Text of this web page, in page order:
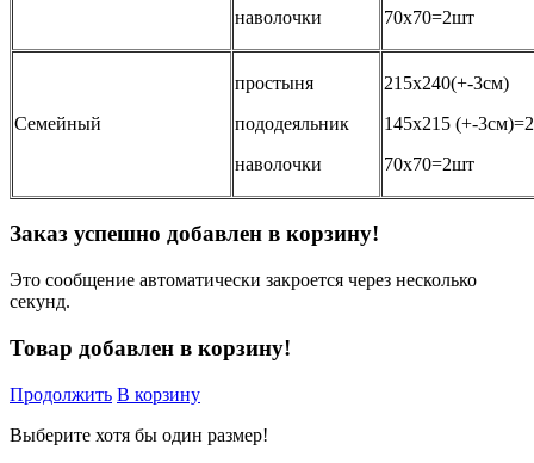
наволочки
70х70=2шт
Семейный
простыня
пододеяльник
наволочки
215х240(+-3см)
145х215 (+-
70х70=2шт
Заказ успешно добавлен в корзину!
Это сообщение автоматически закроется через несколько
секунд.
Товар добавлен в корзину!
Продолжить В корзину
Выберите хотя бы один размер!